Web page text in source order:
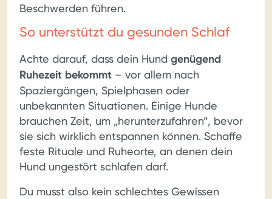
Beschwerden führen.
So unterstützt du gesunden Schlaf
Achte darauf, dass dein Hund genügend
Ruhezeit bekommt – vor allem nach
Spaziergängen, Spielphasen oder
unbekannten Situationen. Einige Hunde
brauchen Zeit, um „herunterzufahren“, bevor
sie sich wirklich entspannen können. Schaffe
feste Rituale und Ruheorte, an denen dein
Hund ungestört schlafen darf.
Du musst also kein schlechtes Gewissen